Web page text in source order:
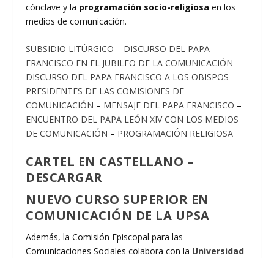
cónclave y la programación socio-religiosaen los
medios de comunicación.
SUBSIDIO LITÚRGICO – DISCURSO DEL PAPA
FRANCISCO EN EL JUBILEO DE LA COMUNICACIÓN –
DISCURSO DEL PAPA FRANCISCO A LOS OBISPOS
PRESIDENTES DE LAS COMISIONES DE
COMUNICACIÓN – MENSAJE DEL PAPA FRANCISCO –
ENCUENTRO DEL PAPA LEÓN XIV CON LOS MEDIOS
DE COMUNICACIÓN – PROGRAMACIÓN RELIGIOSA
CARTEL EN CASTELLANO –
DESCARGAR
NUEVO CURSO SUPERIOR EN
COMUNICACIÓN DE LA UPSA
Además, la Comisión Episcopal para las
Comunicaciones Sociales colabora con la Universidad